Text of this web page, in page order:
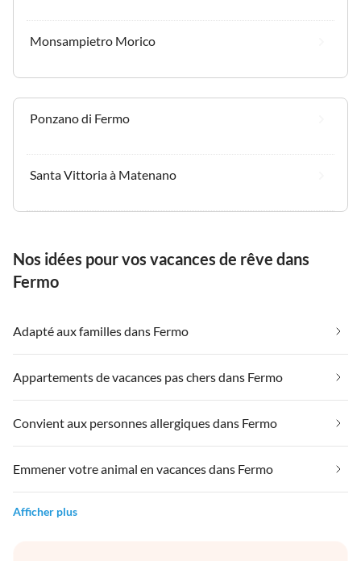
Monsampietro Morico
Ponzano di Fermo
Santa Vittoria à Matenano
Nos idées pour vos vacances de rêve dans
Fermo
Adapté aux familles dans Fermo
Appartements de vacances pas chers dans Fermo
Convient aux personnes allergiques dans Fermo
Emmener votre animal en vacances dans Fermo
Afficher plus